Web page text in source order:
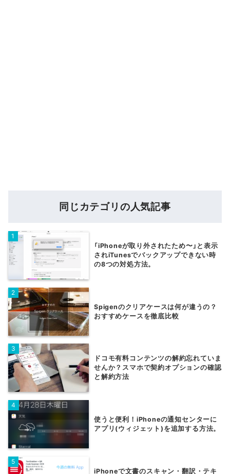
同じカテゴリの人気記事
「iPhoneが取り外されたため〜」と表示
されiTunesでバックアップできない時
の8つの対処方法。
Spigenのクリアケースは何が違うの？
おすすめケースを徹底比較
ドコモ有料コンテンツの解約忘れていま
せんか？スマホで契約オプションの確認
と解約方法
使うと便利！iPhoneの通知センターに
アプリ(ウィジェット)を追加する方法。
iPhoneで文書のスキャン・翻訳・テキ